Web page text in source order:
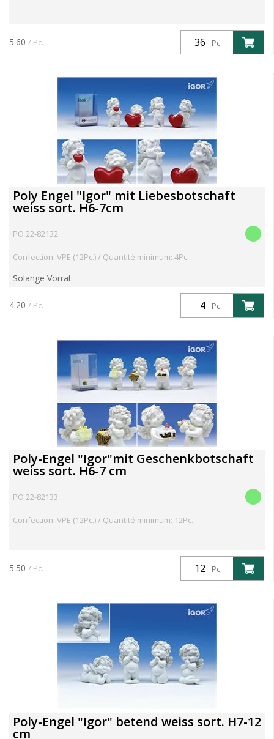
Pc.
5.60 / Pc.
Poly Engel "Igor" mit Liebesbotschaft
weiss sort. H6-7cm
PO 22-82132
Confection: VPE (12Pc.) / Quantité minimum: 4Pc.
Solange Vorrat
Pc.
4.20 / Pc.
Poly-Engel "Igor"mit Geschenkbotschaft
weiss sort. H6-7 cm
PO 22-82133
Confection: VPE (12Pc.) / Quantité minimum: 12Pc.
Pc.
5.50 / Pc.
Poly-Engel "Igor" betend weiss sort. H7-12
cm